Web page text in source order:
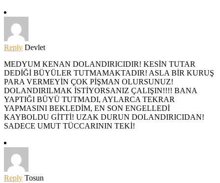
Reply Devlet
MEDYUM KENAN DOLANDIRICIDIR! KESİN TUTAR
DEDİĞİ BÜYÜLER TUTMAMAKTADIR! ASLA BİR KURUŞ
PARA VERMEYİN ÇOK PİŞMAN OLURSUNUZ!
DOLANDIRILMAK İSTİYORSANIZ ÇALIŞIN!!!! BANA
YAPTIĞI BÜYÜ TUTMADI, AYLARCA TEKRAR
YAPMASINI BEKLEDİM, EN SON ENGELLEDİ
KAYBOLDU GİTTİ! UZAK DURUN DOLANDIRICIDAN!
SADECE UMUT TÜCCARININ TEKİ!
Reply Tosun